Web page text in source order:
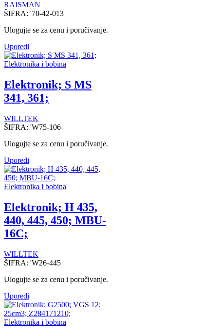
RAISMAN
ŠIFRA: '70-42-013
Ulogujte se za cenu i poručivanje.
Uporedi
Elektronika i bobina
Elektronik; S MS
341, 361;
WILLTEK
ŠIFRA: 'W75-106
Ulogujte se za cenu i poručivanje.
Uporedi
Elektronika i bobina
Elektronik; H 435,
440, 445, 450; MBU-
16C;
WILLTEK
ŠIFRA: 'W26-445
Ulogujte se za cenu i poručivanje.
Uporedi
Elektronika i bobina